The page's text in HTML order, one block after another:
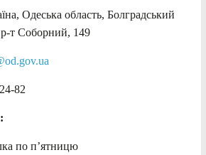
Одеська область, Болградський
т Соборний, 149
82
по п’ятницю